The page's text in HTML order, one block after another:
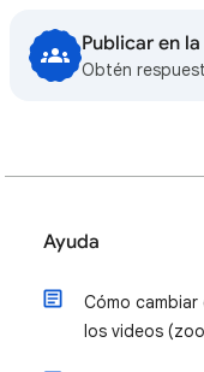
Publicar en
Obtén
Ayuda
Cómo
los videos